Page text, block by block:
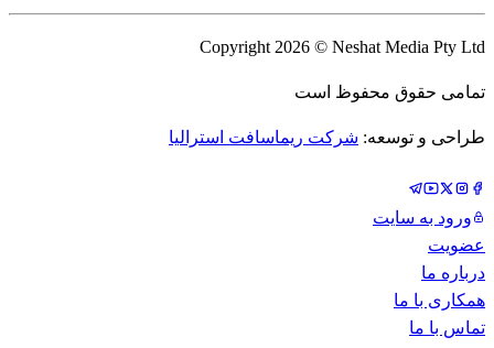
Copyright 2026 © Neshat Media Pty Ltd
تمامی حقوق محفوظ است
طراحی و توسعه: شرکت ریماسافت استرالیا
ورود به سایت
عضویت
درباره ما
همکاری با ما
تماس با ما